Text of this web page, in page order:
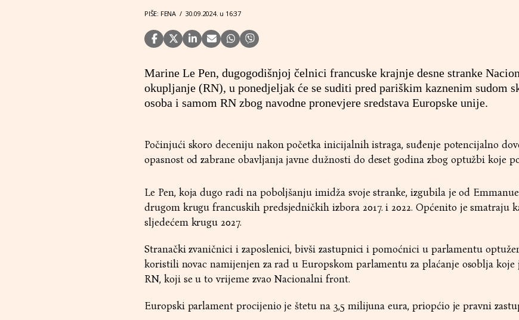
PIŠE: FENA / 30.09.2024. u 16:37
Marine Le Pen, dugogodišnjoj čelnici francuske krajnje desne stranke
okupljanje (RN), u ponedjeljak će se suditi pred pariškim kaznenim sudom
osoba i samom RN zbog navodne pronevjere sredstava Europske unije.
Počinjući skoro deceniju nakon početka inicijalnih istraga, suđenje potencijalno
opasnost od zabrane obavljanja javne dužnosti do deset godina zbog optužbi koje
Le Pen, koja dugo radi na poboljšanju imidža svoje stranke, izgubila je od
drugom krugu francuskih predsjedničkih izbora 2017. i 2022. Općenito je smatraju
sljedećem krugu 2027.
Stranački zvaničnici i zaposlenici, bivši zastupnici i pomoćnici u parlamentu
koristili novac namijenjen za rad u Europskom parlamentu za plaćanje osoblja koje
RN, koji se u to vrijeme zvao Nacionalni front.
Europski parlament procijenio je štetu na 3,5 milijuna eura, priopćio je pravni